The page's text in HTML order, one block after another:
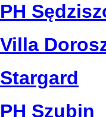
PH
Villa
Stargard
PH Szubin